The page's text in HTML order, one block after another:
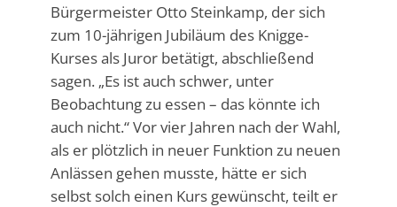
Bürgermeister Otto Steinkamp, der sich
zum 10-jährigen Jubiläum des Knigge-
Kurses als Juror betätigt, abschließend
sagen. „Es ist auch schwer, unter
Beobachtung zu essen – das könnte ich
auch nicht.“ Vor vier Jahren nach der Wahl,
als er plötzlich in neuer Funktion zu neuen
Anlässen gehen musste, hätte er sich
selbst solch einen Kurs gewünscht, teilt er